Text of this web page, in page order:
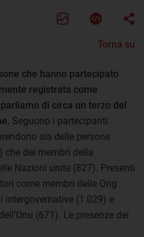
Torna su
che hanno partecipato
registrata come
di circa un terzo del
Seguono i partecipanti
sia delle persone
che dei membri della
Nazioni unite (827). Presenti
come membri delle Ong
intergovernative (1.029) e
(671). Le presenze dei